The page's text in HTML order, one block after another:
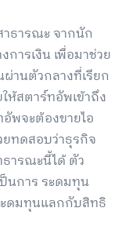
าธารณะ จากนัก
ารเงิน เพื่อมาช่วย
านตัวกลางที่เรียก
ห้สตาร์ทอัพเข้าถึง
พจะต้องขายไอ
ยทดสอบว่าธุรกิจ
ารณะนี้ได้ ตัว
นการ ระดมทุน
ะดมทุนแลกกับสิทธิ